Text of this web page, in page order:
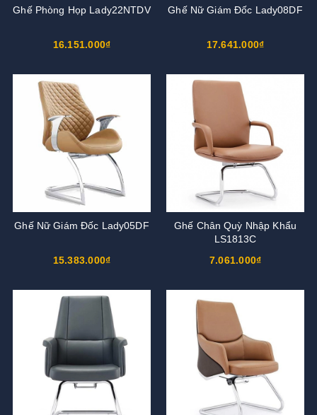
Ghế Phòng Họp Lady22NTDV
16.151.000₫
Ghế Nữ Giám Đốc Lady08DF
17.641.000₫
Ghế Nữ Giám Đốc Lady05DF
15.383.000₫
Ghế Chân Quỳ Nhập Khẩu
LS1813C
7.061.000₫